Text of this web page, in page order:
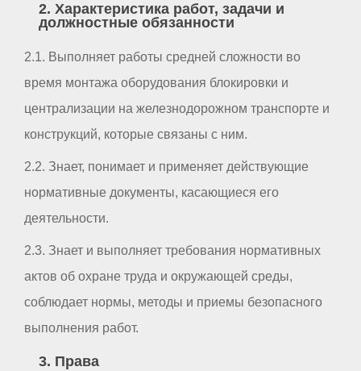
2. Характеристика работ, задачи и
должностные обязанности
2.1. Выполняет работы средней сложности во
время монтажа оборудования блокировки и
централизации на железнодорожном транспорте и
конструкций, которые связаны с ним.
2.2. Знает, понимает и применяет действующие
нормативные документы, касающиеся его
деятельности.
2.3. Знает и выполняет требования нормативных
актов об охране труда и окружающей среды,
соблюдает нормы, методы и приемы безопасного
выполнения работ.
3. Права